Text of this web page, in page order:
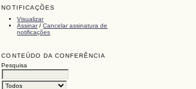
NOTIFICAÇÕES
Visualizar
Assinar/Cancelar assinatura de
notificações
CONTEÚDO DA CONFERÊNCIA
Pesquisa